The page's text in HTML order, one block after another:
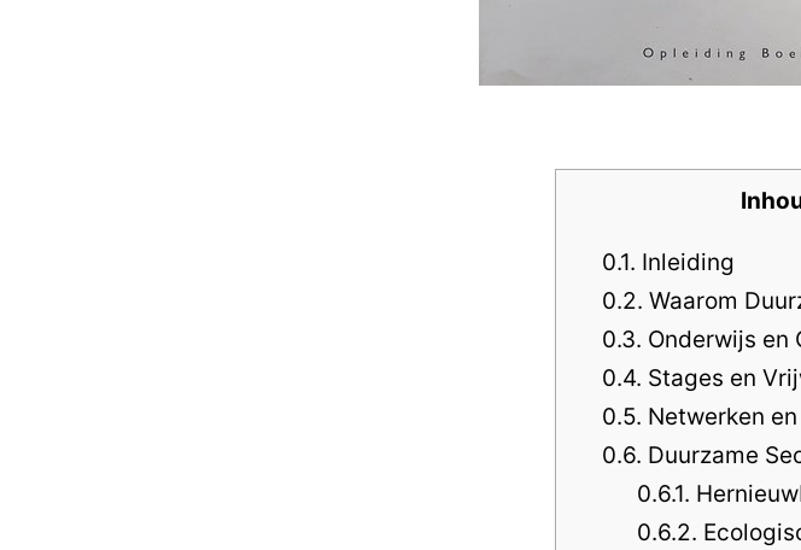
0.1. Inleiding
0.2. Waarom
0.3. Onderwijs en
0.4. Stages en
0.5. Netwerken
0.6. Duurzame
0.6.1.
0.6.2.